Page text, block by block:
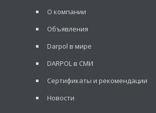
О компании
Объявления
Darpol в мире
DARPOL в СМИ
Сертификаты и рекомендации
Новости